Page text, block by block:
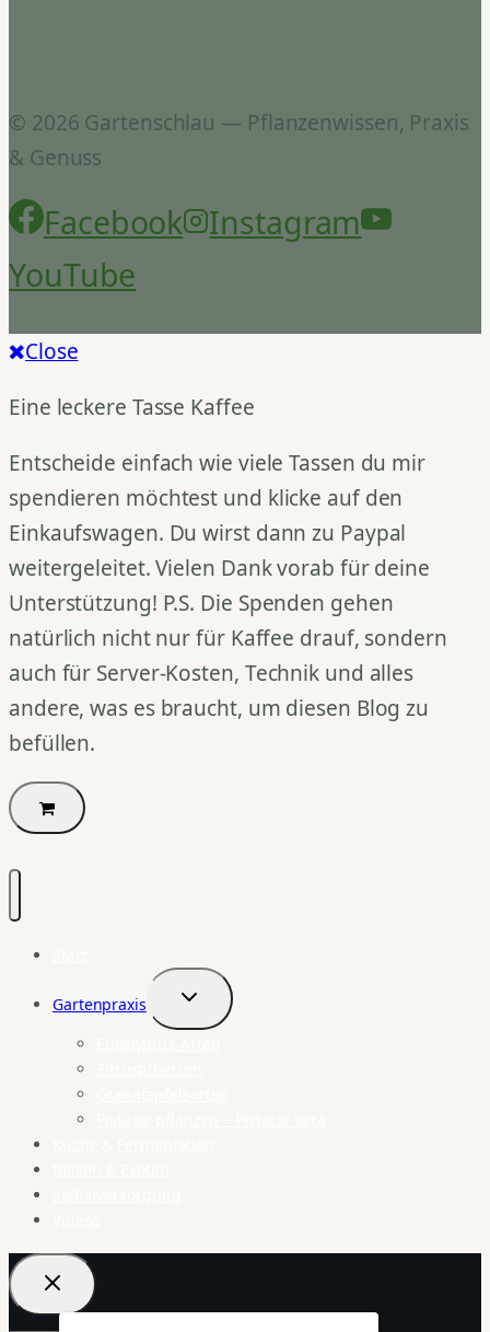
© 2026 Gartenschlau — Pflanzenwissen, Praxis
& Genuss
Facebook
Instagram
YouTube
Close
Eine leckere Tasse Kaffee
Entscheide einfach wie viele Tassen du mir
spendieren möchtest und klicke auf den
Einkaufswagen. Du wirst dann zu Paypal
weitergeleitet. Vielen Dank vorab für deine
Unterstützung! P.S. Die Spenden gehen
natürlich nicht nur für Kaffee drauf, sondern
auch für Server-Kosten, Technik und alles
andere, was es braucht, um diesen Blog zu
befüllen.
Gartenpraxis
Untermenü
umschalten